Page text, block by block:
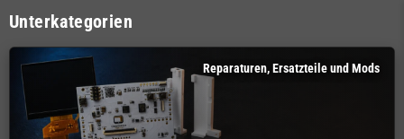
Unterkategorien
Reparaturen, Ersatzteile und Mods